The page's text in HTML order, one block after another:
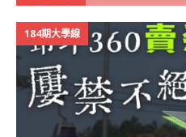
184期大學線